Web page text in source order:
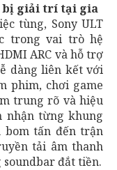
bị giải trí tại gia
tùng, Sony ULT
trong vai trò hệ
ARC và hỗ trợ
dàng liên kết với
phim, chơi game
trung rõ và hiệu
nhận từng khung
bom tấn đến trận
tải âm thanh
đắt tiền.